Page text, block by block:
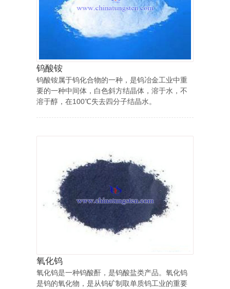
钨酸铵
钨酸铵属于钨化合物的一种，是钨冶金工业中重
要的一种中间体，白色斜方结晶体，溶于水，不
溶于醇，在100℃失去四分子结晶水。
氧化钨
氧化钨是一种钨酸酐，是钨酸盐类产品。氧化钨
是钨的氧化物，是从钨矿制取单质钨工业的重要